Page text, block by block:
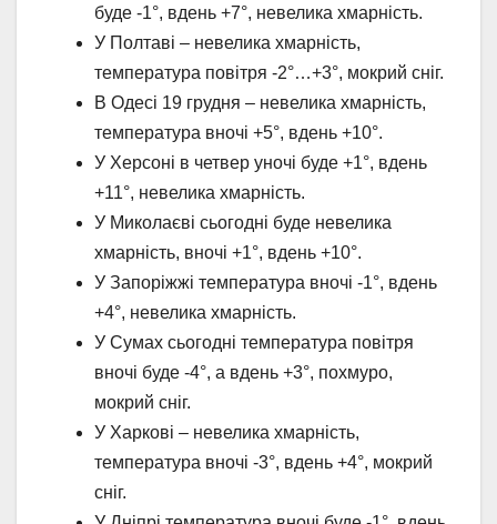
буде -1°, вдень +7°, невелика хмарність.
У Полтаві – невелика хмарність,
температура повітря -2°…+3°, мокрий сніг.
В Одесі 19 грудня – невелика хмарність,
температура вночі +5°, вдень +10°.
У Херсоні в четвер уночі буде +1°, вдень
+11°, невелика хмарність.
У Миколаєві сьогодні буде невелика
хмарність, вночі +1°, вдень +10°.
У Запоріжжі температура вночі -1°, вдень
+4°, невелика хмарність.
У Сумах сьогодні температура повітря
вночі буде -4°, а вдень +3°, похмуро,
мокрий сніг.
У Харкові – невелика хмарність,
температура вночі -3°, вдень +4°, мокрий
сніг.